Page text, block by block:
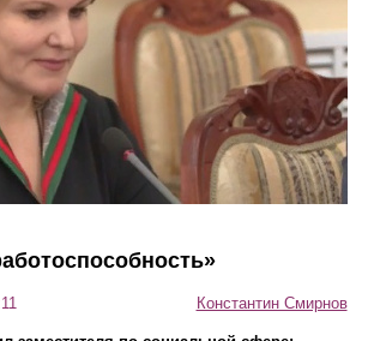
Константин Смирнов